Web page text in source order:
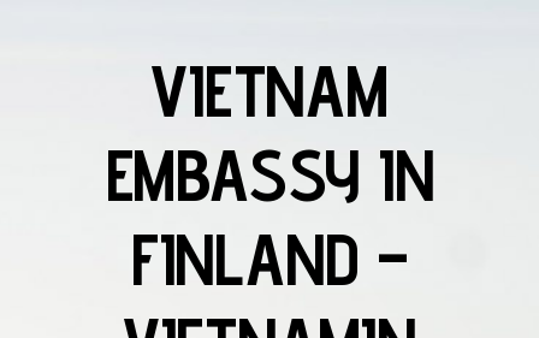
VIETNAM
EMBASSY IN
FINLAND –